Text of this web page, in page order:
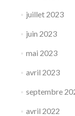
juillet 2023
juin 2023
mai 2023
avril 2023
septembre
avril 2022